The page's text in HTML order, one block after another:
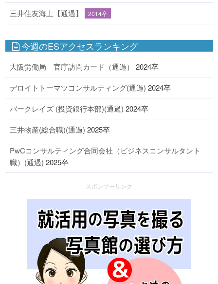
三井住友海上【通過】 2014卒
今週のESアクセスランキング
大阪労働局 官庁訪問カード（通過） 2024卒
デロイトトーマツコンサルティング(通過) 2024卒
バークレイズ (投資銀行本部)(通過) 2024卒
三井物産(総合職)(通過) 2025卒
PwCコンサルティング合同会社（ビジネスコンサルタント
職）(通過) 2025卒
スポンサーリンク